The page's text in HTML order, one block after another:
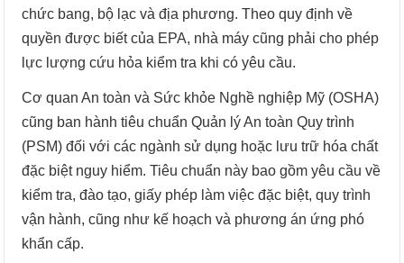
chức bang, bộ lạc và địa phương. Theo quy định về
quyền được biết của EPA, nhà máy cũng phải cho phép
lực lượng cứu hỏa kiểm tra khi có yêu cầu.
Cơ quan An toàn và Sức khỏe Nghề nghiệp Mỹ (OSHA)
cũng ban hành tiêu chuẩn Quản lý An toàn Quy trình
(PSM) đối với các ngành sử dụng hoặc lưu trữ hóa chất
đặc biệt nguy hiểm. Tiêu chuẩn này bao gồm yêu cầu về
kiểm tra, đào tạo, giấy phép làm việc đặc biệt, quy trình
vận hành, cũng như kế hoạch và phương án ứng phó
khẩn cấp.